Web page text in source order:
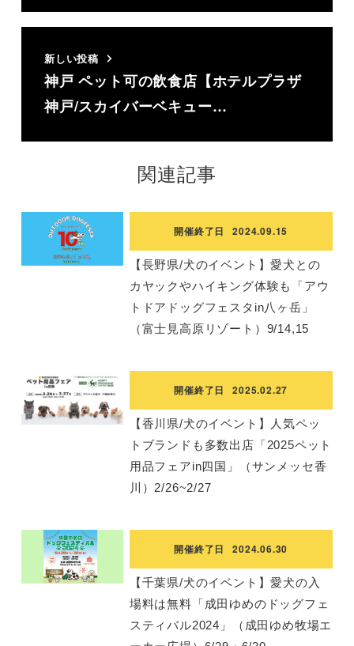
新しい投稿
神戸 ペット可の飲食店【ホテルプラザ
神戸/スカイバーベキュー…
関連記事
開催終了日 2024.09.15
【長野県/犬のイベント】愛犬との
カヤックやハイキング体験も「アウ
トドアドッグフェスタin八ヶ岳」
（富士見高原リゾート）9/14,15
開催終了日 2025.02.27
【香川県/犬のイベント】人気ペッ
トブランドも多数出店「2025ペット
用品フェアin四国」（サンメッセ香
川）2/26~2/27
開催終了日 2024.06.30
【千葉県/犬のイベント】愛犬の入
場料は無料「成田ゆめのドッグフェ
スティバル2024」（成田ゆめ牧場エ